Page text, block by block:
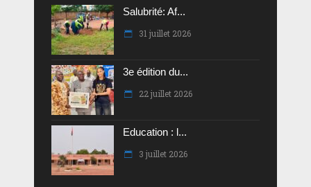
Salubrité: Af...
31 juillet 2026
3e édition du...
22 juillet 2026
Education : l...
3 juillet 2026